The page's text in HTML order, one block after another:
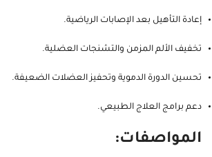
إعادة التأهيل بعد الإصابات الرياضية.
تخفيف الألم المزمن والتشنجات العضلية.
تحسين الدورة الدموية وتحفيز العضلات الضعيفة.
دعم برامج العلاج الطبيعي.
المواصفات: